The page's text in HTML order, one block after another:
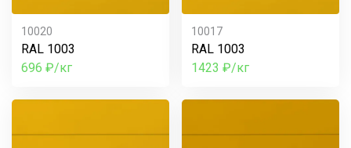
10020
RAL 1003
696 ₽/кг
10017
RAL 1003
1423 ₽/кг